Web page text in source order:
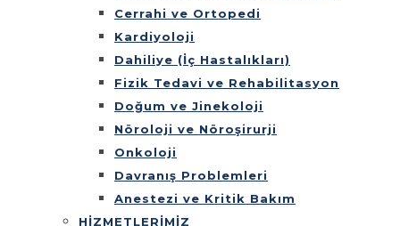
Cerrahi ve Ortopedi
Kardiyoloji
Dahiliye (İç Hastalıkları)
Fizik Tedavi ve Rehabilitasyon
Doğum ve Jinekoloji
Nöroloji ve Nöroşirurji
Onkoloji
Davranış Problemleri
Anestezi ve Kritik Bakım
HİZMETLERİMİZ